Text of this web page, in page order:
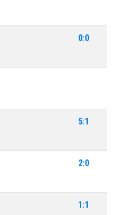
0:0
5:1
2:0
1:1